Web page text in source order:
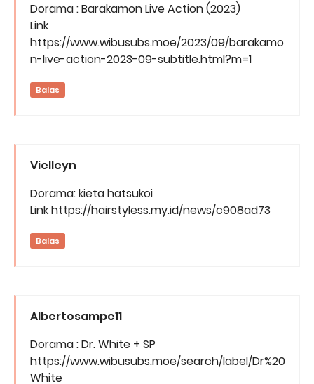
Dorama : Barakamon Live Action (2023)
Link
https://www.wibusubs.moe/2023/09/barakamo
n-live-action-2023-09-subtitle.html?m=1
Balas
Vielleyn
Dorama: kieta hatsukoi
Link https://hairstyless.my.id/news/c908ad73
Balas
Albertosampe11
Dorama : Dr. White + SP
https://www.wibusubs.moe/search/label/Dr%20
White